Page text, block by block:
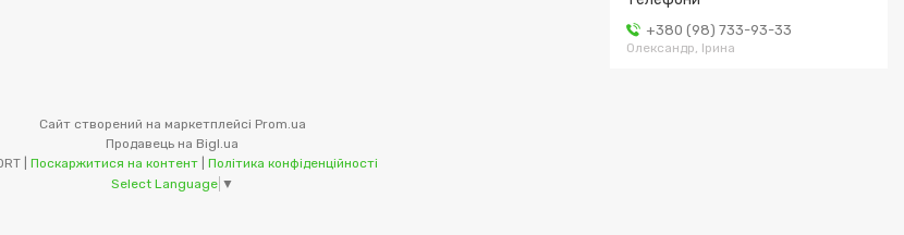
+380 (98) 733-93-33
Олександр, Ірина
Сайт створений на маркетплейсі Prom.ua
Продавець на Bigl.ua
Поскаржитися на контент
Політика конфіденційності
Select Language ▼